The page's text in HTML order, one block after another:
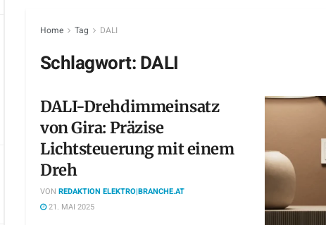
Home Tag DALI
Schlagwort:DALI
DALI-Drehdimmeinsatz
von Gira: Präzise
Lichtsteuerung mit einem
Dreh
VON REDAKTION ELEKTRO|BRANCHE.AT
21. MAI 2025